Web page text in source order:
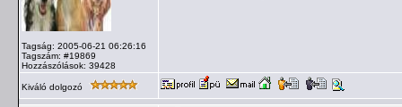
Tagság: 2005-06-21 06:26:16
Tagszám: #19869
Hozzászólások: 39428
Kiváló dolgozó